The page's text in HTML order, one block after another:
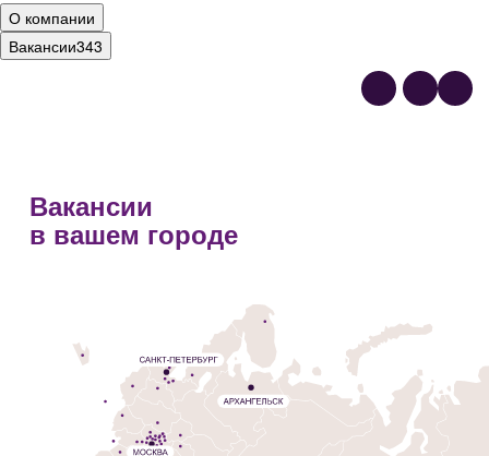
О компании
Вакансии343
Вакансии
в вашем городе